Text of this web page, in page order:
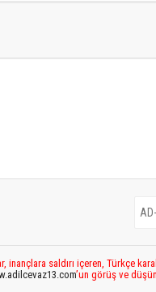
saldırı içeren, Türkçe
’un görüş ve